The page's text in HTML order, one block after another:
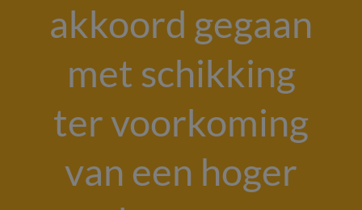
akkoord gegaan
met schikking
ter voorkoming
van een hoger